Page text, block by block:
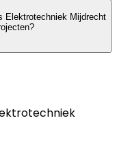
Elektrotechniek Mijdrecht